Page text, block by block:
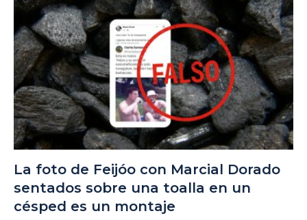
La foto de Feijóo con Marcial Dorado
sentados sobre una toalla en un
césped es un montaje